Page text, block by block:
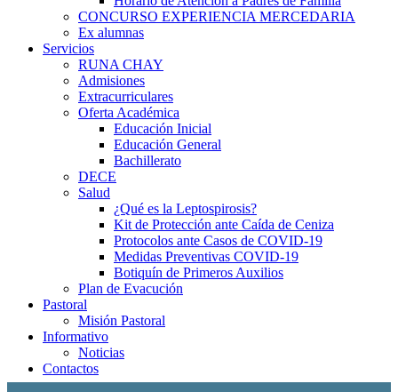
CONCURSO EXPERIENCIA MERCEDARIA
Ex alumnas
Servicios
RUNA CHAY
Admisiones
Extracurriculares
Oferta Académica
Educación Inicial
Educación General
Bachillerato
DECE
Salud
¿Qué es la Leptospirosis?
Kit de Protección ante Caída de Ceniza
Protocolos ante Casos de COVID-19
Medidas Preventivas COVID-19
Botiquín de Primeros Auxilios
Plan de Evacución
Pastoral
Misión Pastoral
Informativo
Noticias
Contactos